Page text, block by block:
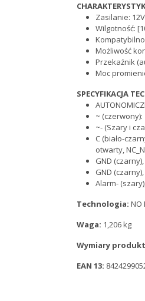
Zasilanie:
Wilgotność:
Możliwość
Przekaźnik
Moc
SPECYFIKACJA
~
~- (Szary i
C (biało-
otwarty,
GND
GND
Alarm-
Technologia: NO
Waga: 1,206 kg
Wymiary
EAN 13: